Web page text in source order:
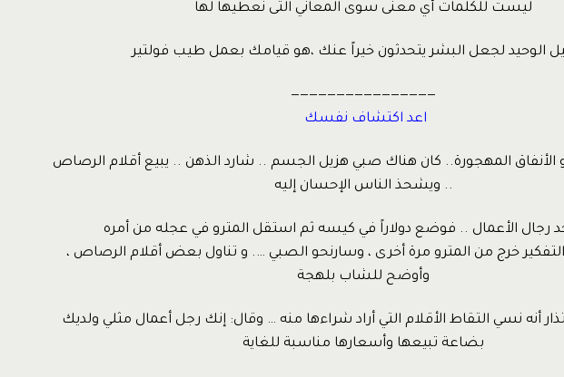
ليست للكلمات أي معنى سوى المعاني التى نعطيها لها
الوحيد لجعل البشر يتحدثون خيراً عنك ،هو قيامك بعمل طيب فولتير
————————————————
اعد اكتشاف نفسك
الأنفاق المهجورة.. كان هناك صبي هزيل الجسم .. شارد الذهن .. يبيع أقلام الرصاص
.. ويشحذ الناس الإحسان إليه
رجال الأعمال .. فوضع دولاراً في كيسه ثم استقل المترو في عجله من أمره
خرج من المترو مرة أخرى ، وسارنحو الصبي …. و تناول بعض أقلام الرصاص ،
وأوضح للشاب بلهجة
أنه نسي التقاط الأقلام التي أراد شراءها منه … وقال: إنك رجل أعمال مثلي ولديك
بضاعة تبيعها وأسعارها مناسبة للغاية